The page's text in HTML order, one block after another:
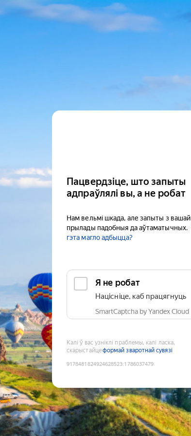
Пацвердзіце, што запыты
адпраўлялі вы, а не робат
Нам вельмі шкада, але запыты з вашай
прылады падобныя да аўтаматычных.
гэта магло адбыцца?
Я не робат
Націсніце, каб працягнуць
SmartCaptcha by Yandex Cloud
Калі ў вас узніклі праблемы, калі ласка,
скарыстайцеформай зваротнай сувязі
9178481824924628523:1786037479